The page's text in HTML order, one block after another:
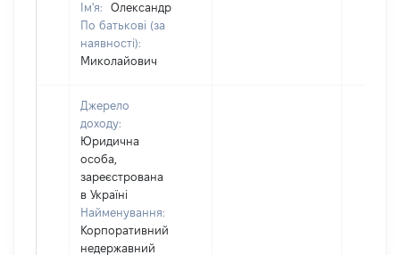
Ім'я:
Олександр
По батькові (за
наявності):
Миколайович
Джерело
доходу:
Юридична
особа,
зареєстрована
в Україні
Найменування:
Корпоративний
недержавний